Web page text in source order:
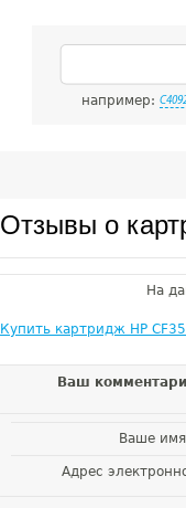
например:
Отзывы о
На
Купить картридж HP
Ваш
Ваше
Адрес